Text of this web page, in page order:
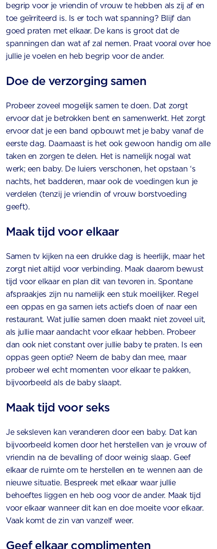
begrip voor je vriendin of vrouw te hebben als zij af en
toe geïrriteerd is. Is er toch wat spanning? Blijf dan
goed praten met elkaar. De kans is groot dat de
spanningen dan wat af zal nemen. Praat vooral over hoe
jullie je voelen en heb begrip voor de ander.
Doe de verzorging samen
Probeer zoveel mogelijk samen te doen. Dat zorgt
ervoor dat je betrokken bent en samenwerkt. Het zorgt
ervoor dat je een band opbouwt met je baby vanaf de
eerste dag. Daarnaast is het ook gewoon handig om alle
taken en zorgen te delen. Het is namelijk nogal wat
werk; een baby. De luiers verschonen, het opstaan ‘s
nachts, het badderen, maar ook de voedingen kun je
verdelen (tenzij je vriendin of vrouw borstvoeding
geeft).
Maak tijd voor elkaar
Samen tv kijken na een drukke dag is heerlijk, maar het
zorgt niet altijd voor verbinding. Maak daarom bewust
tijd voor elkaar en plan dit van tevoren in. Spontane
afspraakjes zijn nu namelijk een stuk moeilijker. Regel
een oppas en ga samen iets actiefs doen of naar een
restaurant. Wat jullie samen doen maakt niet zoveel uit,
als jullie maar aandacht voor elkaar hebben. Probeer
dan ook niet constant over jullie baby te praten. Is een
oppas geen optie? Neem de baby dan mee, maar
probeer wel echt momenten voor elkaar te pakken,
bijvoorbeeld als de baby slaapt.
Maak tijd voor seks
Je seksleven kan veranderen door een baby. Dat kan
bijvoorbeeld komen door het herstellen van je vrouw of
vriendin na de bevalling of door weinig slaap. Geef
elkaar de ruimte om te herstellen en te wennen aan de
nieuwe situatie. Bespreek met elkaar waar jullie
behoeftes liggen en heb oog voor de ander. Maak tijd
voor elkaar wanneer dit kan en doe moeite voor elkaar.
Vaak komt de zin van vanzelf weer.
Geef elkaar complimenten